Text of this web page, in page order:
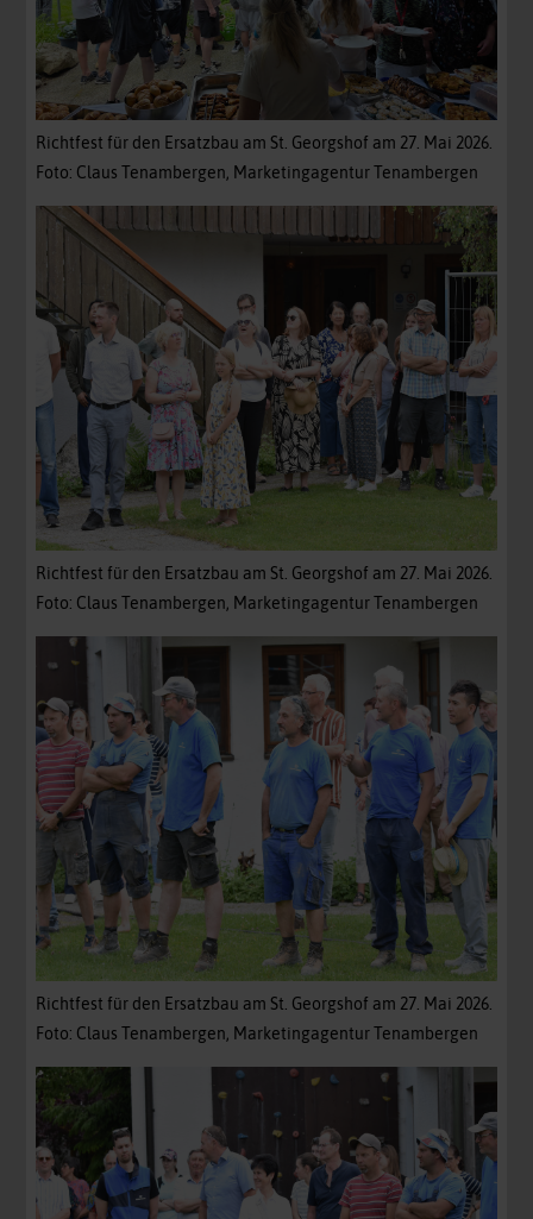
Richtfest für den Ersatzbau am St. Georgshof am 27. Mai 2026.
Foto: Claus Tenambergen, Marketingagentur Tenambergen
Richtfest für den Ersatzbau am St. Georgshof am 27. Mai 2026.
Foto: Claus Tenambergen, Marketingagentur Tenambergen
Richtfest für den Ersatzbau am St. Georgshof am 27. Mai 2026.
Foto: Claus Tenambergen, Marketingagentur Tenambergen